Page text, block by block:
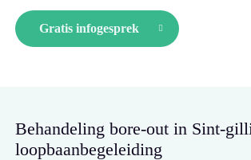
Gratis infogesprek
Behandeling bore-out in Sint-
loopbaanbegeleiding